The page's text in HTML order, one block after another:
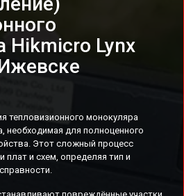
Hikmicro Lynx
тепловизионного монокуляра
необходимая для полноценного
Этот сложный процесс
плат и схем, определяя тип и